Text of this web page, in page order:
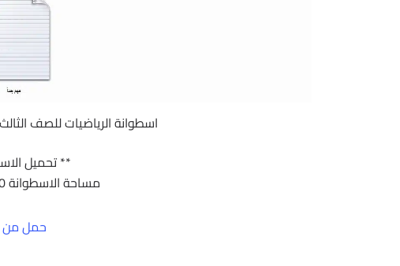
اسطوانة الرياضيات للصف الثالث
** تحميل
مساحة الاسطوانة 380 ميجا تقريبا
حمل من